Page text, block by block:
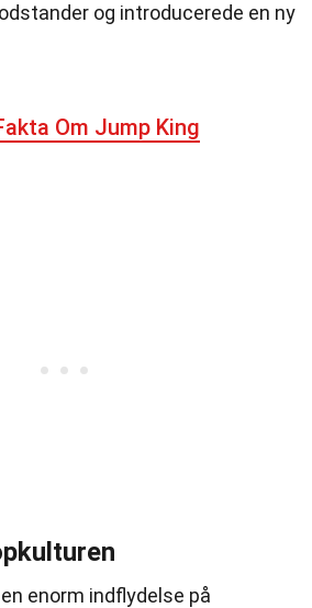
og introducerede en ny
Om Jump King
enorm indflydelse på